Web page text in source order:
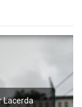
Lacerda